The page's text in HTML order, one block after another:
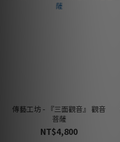
傳藝工坊 - 『三面觀音』 觀音
菩薩
NT$4,800